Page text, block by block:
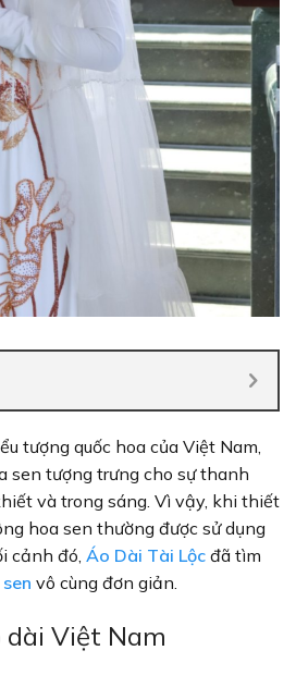
tượng quốc hoa của Việt Nam,
sen tượng trưng cho sự thanh
và trong sáng. Vì vậy, khi thiết
hoa sen thường được sử dụng
cảnh đó, Áo Dài Tài Lộc đã tìm
vô cùng đơn giản.
dài Việt Nam